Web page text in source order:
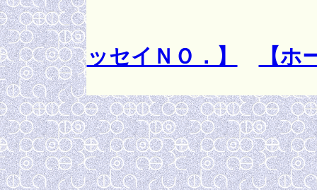
ッセイＮＯ．】 【ホ